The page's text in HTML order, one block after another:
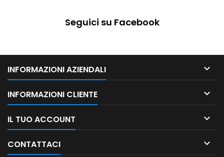
Seguici su Facebook
INFORMAZIONI AZIENDALI 
INFORMAZIONI CLIENTE 
IL TUO ACCOUNT 
CONTATTACI 